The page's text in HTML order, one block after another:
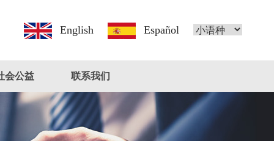
English Español
会公益 联系我们